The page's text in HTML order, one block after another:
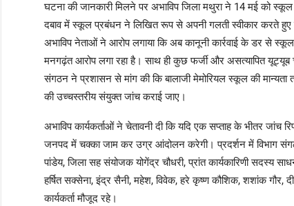
घटना की जानकारी मिलने पर अभाविप जिला मथुरा ने 14 मई को
दबाव में स्कूल प्रबंधन ने लिखित रूप से अपनी गलती स्वीकार करते हुए
अभाविप नेताओं ने आरोप लगाया कि अब कानूनी कार्रवाई के डर से
मनगढ़ंत आरोप लगा रहा है। साथ ही कुछ फर्जी और असत्यापित यूट्यूब
संगठन ने प्रशासन से मांग की कि बालाजी मेमोरियल स्कूल की
की उच्चस्तरीय संयुक्त जांच कराई जाए।
अभाविप कार्यकर्ताओं ने चेतावनी दी कि यदि एक सप्ताह के भीतर जांच
जनपद में चक्का जाम कर उग्र आंदोलन करेगी। प्रदर्शन में विभाग
पांडेय, जिला सह संयोजक योगेंद्र चौधरी, प्रांत कार्यकारिणी सदस्य
हर्षित सक्सेना, इंद्र सैनी, महेश, विवेक, हरे कृष्ण कौशिक, शशांक गौर,
कार्यकर्ता मौजूद रहे।